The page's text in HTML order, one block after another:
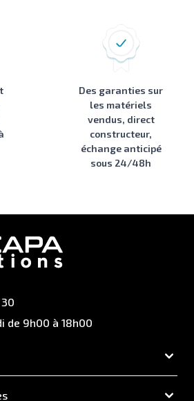
Des garanties sur
les matériels
vendus, direct
constructeur,
échange anticipé
sous 24/48h
de 9h00 à 18h00